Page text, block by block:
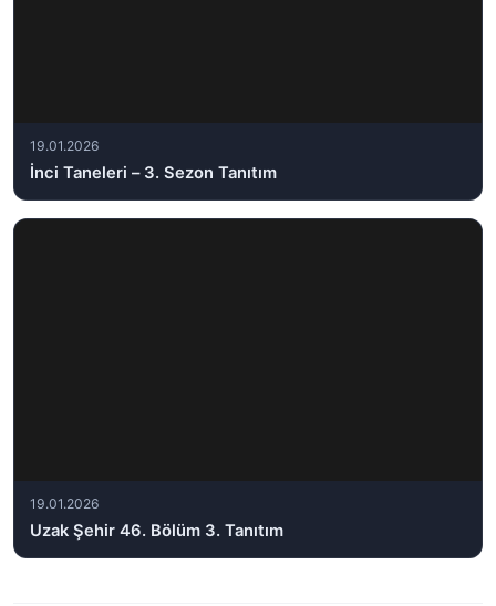
19.01.2026
İnci Taneleri – 3. Sezon Tanıtım
19.01.2026
Uzak Şehir 46. Bölüm 3. Tanıtım